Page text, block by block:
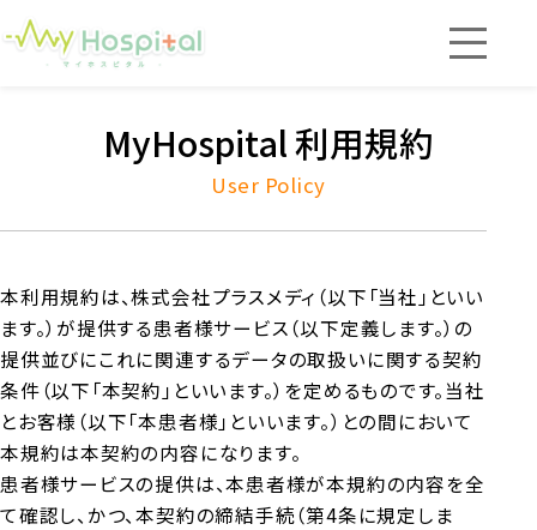
重要なお知らせ
お問い合わせ
wellcneサイトはこちら
MyHospital 利用規約
User Policy
本利用規約は、株式会社プラスメディ（以下「当社」といい
ます。）が提供する患者様サービス（以下定義します。）の
提供並びにこれに関連するデータの取扱いに関する契約
条件（以下「本契約」といいます。）を定めるものです。当社
とお客様（以下「本患者様」といいます。）との間において
本規約は本契約の内容になります。
患者様サービスの提供は、本患者様が本規約の内容を全
て確認し、かつ、本契約の締結手続（第4条に規定しま